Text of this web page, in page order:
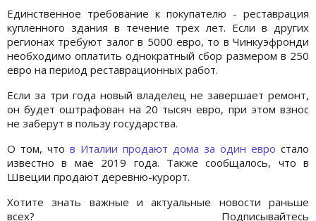
Единственное требование к покупателю - реставрация
купленного здания в течение трех лет. Если в других
регионах требуют залог в 5000 евро, то в Чинкуэфронди
необходимо оплатить однократный сбор размером в 250
евро на период реставрационных работ.
Если за три года новый владелец не завершает ремонт,
он будет оштрафован на 20 тысяч евро, при этом взнос
не заберут в пользу государства.
О том, что в Италии продают дома за один евро стало
известно в мае 2019 года. Также сообщалось, что в
Швеции продают деревню-курорт.
Хотите знать важные и актуальные новости раньше
всех? Подписывайтесь